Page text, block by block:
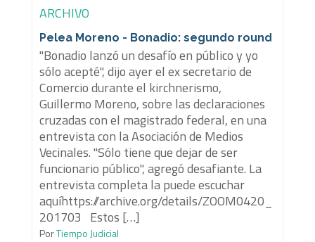
ARCHIVO
Pelea Moreno - Bonadio: segundo round
"Bonadio lanzó un desafío en público y yo
sólo acepté", dijo ayer el ex secretario de
Comercio durante el kirchnerismo,
Guillermo Moreno, sobre las declaraciones
cruzadas con el magistrado federal, en una
entrevista con la Asociación de Medios
Vecinales. "Sólo tiene que dejar de ser
funcionario público", agregó desafiante. La
entrevista completa la puede escuchar
aquíhttps://archive.org/details/ZOOM0420_
201703 Estos […]
PorTiempo Judicial